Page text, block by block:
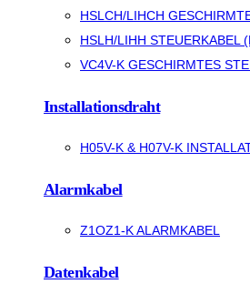
HSLCH/LIHCH
HSLH/LIHH STEUERKABEL
VC4V-K GESCHIRMTES
Installationsdraht
H05V-K & H07V-K
Alarmkabel
Z1OZ1-K ALARMKABEL
Datenkabel